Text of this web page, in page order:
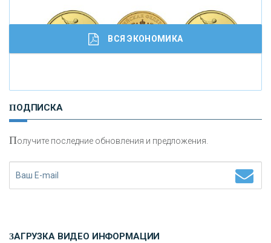
И
сохранения и увеличения капитала
ВСЯ ЭКОНОМИКА
ПОДПИСКА
Получите последние обновления и предложения.
ЗАГРУЗКА ВИДЕО ИНФОРМАЦИИ